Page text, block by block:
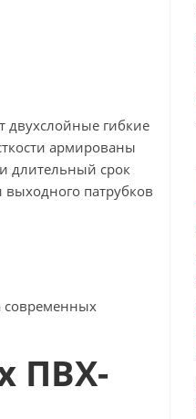
двухслойные гибкие
армированы
длительный срок
патрубков
современных
ПВХ-